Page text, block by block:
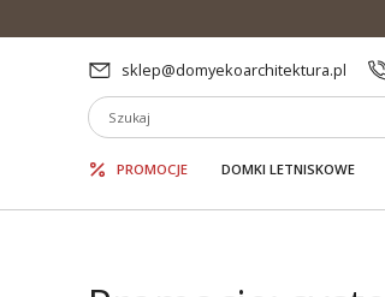
sklep@domyekoarchitektura.pl
PROMOCJE DOMKI LETNISKOWE